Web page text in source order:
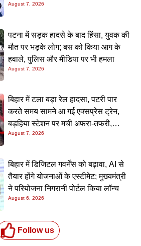
20 सालों के काम
August 7, 2026
पटना में सड़क हादसे के बाद हिंसा, युवक की
मौत पर भड़के लोग; बस को किया आग के
हवाले, पुलिस और मीडिया पर भी हमला
August 7, 2026
बिहार में टला बड़ा रेल हादसा, पटरी पार
करते समय सामने आ गई एक्सप्रेस ट्रेन,
बड़हिया स्टेशन पर मची अफरा-तफरी,
यात्रियों की लापरवाही आई सामने
August 7, 2026
बिहार में डिजिटल गवर्नेंस को बढ़ावा, AI से
तैयार होंगे योजनाओं के एस्टीमेट; मुख्यमंत्री
ने परियोजना निगरानी पोर्टल किया लॉन्च
August 6, 2026
Follow us